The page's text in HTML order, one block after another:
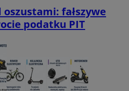
oszustami: fałszywe
podatku PIT